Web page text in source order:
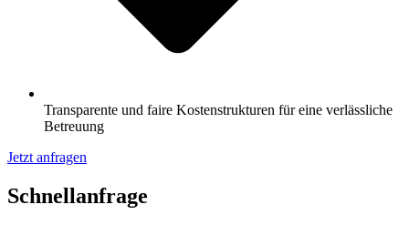
Transparente und faire Kostenstrukturen für eine verlässliche
Betreuung
Jetzt anfragen
Schnell­anfrage